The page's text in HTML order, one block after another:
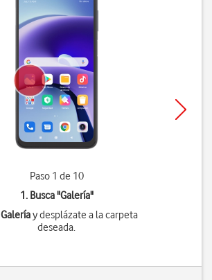
Paso 1 de 10
1. Busca "Galería"
Galeríay desplázate a la carpeta
deseada.